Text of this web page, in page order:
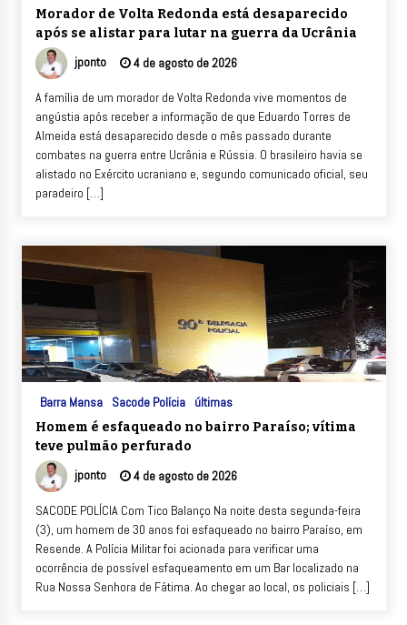
Morador de Volta Redonda está desaparecido
após se alistar para lutar na guerra da Ucrânia
jponto 4 de agosto de 2026
A família de um morador de Volta Redonda vive momentos de
angústia após receber a informação de que Eduardo Torres de
Almeida está desaparecido desde o mês passado durante
combates na guerra entre Ucrânia e Rússia. O brasileiro havia se
alistado no Exército ucraniano e, segundo comunicado oficial, seu
paradeiro […]
Barra Mansa Sacode Polícia últimas
Homem é esfaqueado no bairro Paraíso; vítima
teve pulmão perfurado
jponto 4 de agosto de 2026
SACODE POLÍCIA Com Tico Balanço Na noite desta segunda-feira
(3), um homem de 30 anos foi esfaqueado no bairro Paraíso, em
Resende. A Polícia Militar foi acionada para verificar uma
ocorrência de possível esfaqueamento em um Bar localizado na
Rua Nossa Senhora de Fátima. Ao chegar ao local, os policiais […]